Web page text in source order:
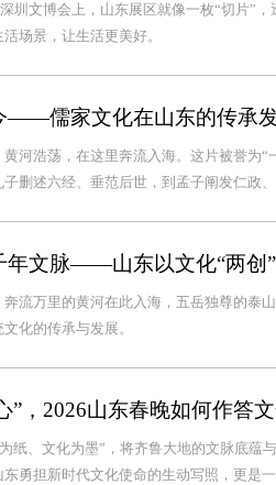
圳文博会上，山东展区就像一枚“切片”
场景，让生活更美好。
——儒家文化在山东的传承
河浩荡，在这里奔流入海。这片被誉为
删述六经、垂范后世，到孟子阐发仁政
年文脉——山东以文化“两创
流万里的黄河在此入海，五岳独尊的泰
化的传承与发展。
”，2026山东春晚如何作答文
纸、文化为墨”，将齐鲁大地的文脉底蕴
勇担新时代文化使命的生动写照，更是一